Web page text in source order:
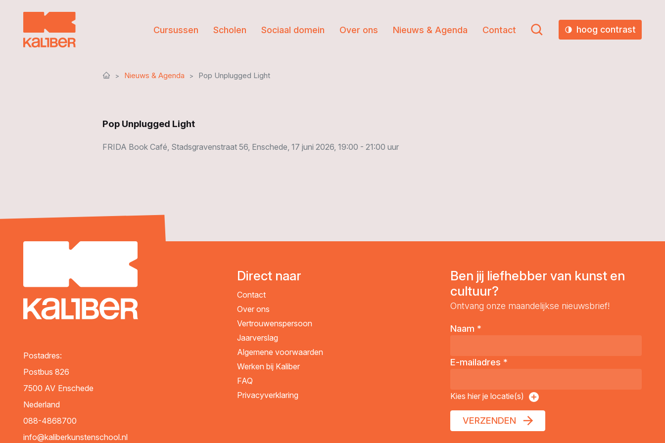
Cursussen Scholen Sociaal domein Over ons Nieuws & Agenda Contact hoog contrast
Nieuws & Agenda Pop Unplugged Light
Pop Unplugged Light
FRIDA Book Café, Stadsgravenstraat 56, Enschede, 17 juni 2026, 19:00 - 21:00 uur
Postadres:
Postbus 826
7500 AV Enschede
Nederland
088-4868700
info@kaliberkunstenschool.nl
Direct naar
Contact
Over ons
Vertrouwenspersoon
Jaarverslag
Algemene voorwaarden
Werken bij Kaliber
FAQ
Privacyverklaring
Ben jij liefhebber van kunst en
cultuur?
Ontvang onze maandelijkse nieuwsbrief!
Naam *
E-mailadres *
Kies hier je locatie(s)
VERZENDEN